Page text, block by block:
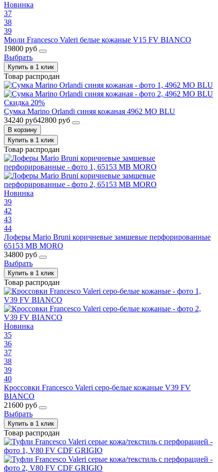
Новинка
37
38
39
Мюли Francesco Valeri белые кожаные V15 FV BIANCO
19800 руб
Выбрать
Купить в 1 клик
Товар распродан
Скидка 20%
Сумка Marino Orlandi синяя кожаная 4962 MO BLU
34240 руб42800 руб
В корзину
Купить в 1 клик
Товар распродан
Новинка
39
42
43
44
Лоферы Mario Bruni коричневые замшевые перфорированные
65153 MB MORO
34800 руб
Выбрать
Купить в 1 клик
Товар распродан
Новинка
35
36
37
38
39
40
Кроссовки Francesco Valeri серо-белые кожаные V39 FV
BIANCO
21600 руб
Выбрать
Купить в 1 клик
Товар распродан